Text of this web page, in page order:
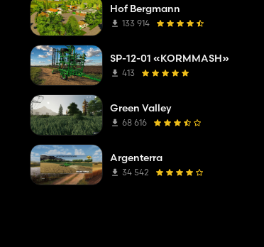
Hof Bergmann
133 914
SP-12-01 «KORMMASH»
413
Green Valley
68 616
Argenterra
34 542